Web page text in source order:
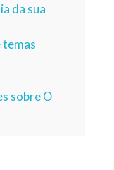
da sua
temas
sobre O